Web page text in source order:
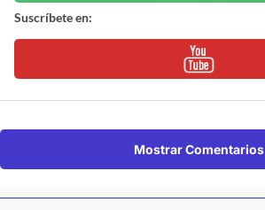
Suscríbete en:
Mostrar Comentarios